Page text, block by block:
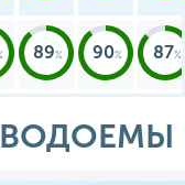
89 90 87